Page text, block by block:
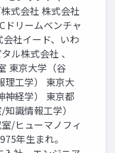
式会社 株式会社
ドリームベンチャ
社イード、いわ
ル株式会社 、
東京大学（谷
理工学） 東京大
神経学） 東京都
識情報工学）
/ヒューマノフィ
年生まれ。